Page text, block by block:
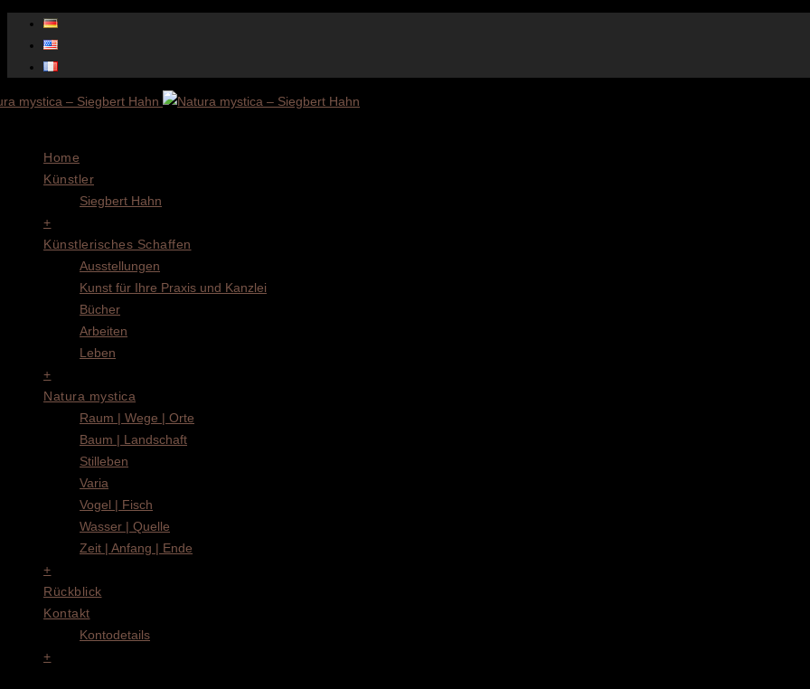
Home
Künstler
Siegbert Hahn
+
Künstlerisches Schaffen
Ausstellungen
Kunst für Ihre Praxis und Kanzlei
Bücher
Arbeiten
Leben
+
Natura mystica
Raum | Wege | Orte
Baum | Landschaft
Stilleben
Varia
Vogel | Fisch
Wasser | Quelle
Zeit | Anfang | Ende
+
Rückblick
Kontakt
Kontodetails
+